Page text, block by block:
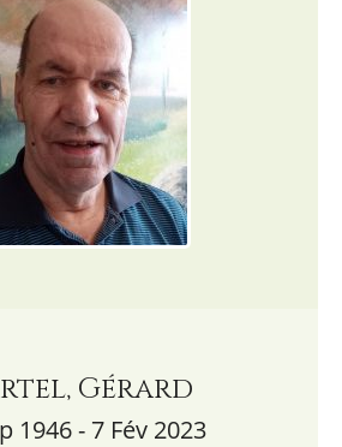
Gérard
1946 - 7 Fév 2023